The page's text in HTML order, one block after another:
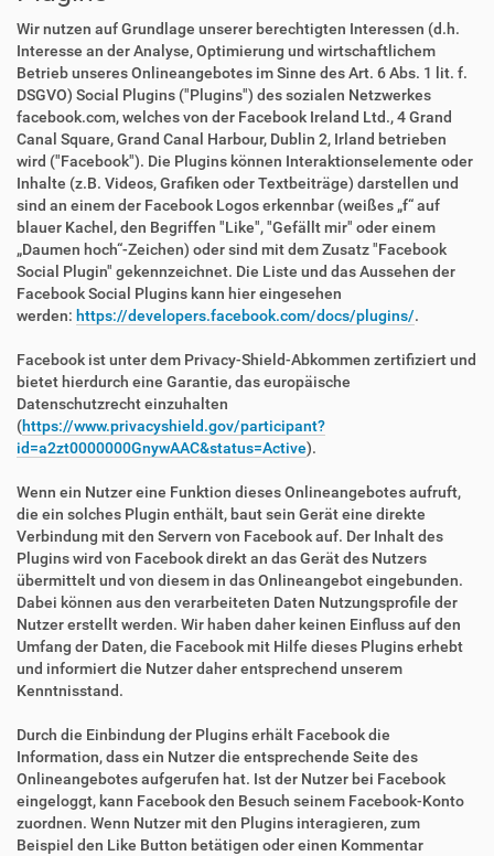
Wir nutzen auf Grundlage unserer berechtigten Interessen (d.h.
Interesse an der Analyse, Optimierung und wirtschaftlichem
Betrieb unseres Onlineangebotes im Sinne des Art. 6 Abs. 1 lit. f.
DSGVO) Social Plugins ("Plugins") des sozialen Netzwerkes
facebook.com, welches von der Facebook Ireland Ltd., 4 Grand
Canal Square, Grand Canal Harbour, Dublin 2, Irland betrieben
wird ("Facebook"). Die Plugins können Interaktionselemente oder
Inhalte (z.B. Videos, Grafiken oder Textbeiträge) darstellen und
sind an einem der Facebook Logos erkennbar (weißes „f“ auf
blauer Kachel, den Begriffen "Like", "Gefällt mir" oder einem
„Daumen hoch“-Zeichen) oder sind mit dem Zusatz "Facebook
Social Plugin" gekennzeichnet. Die Liste und das Aussehen der
Facebook Social Plugins kann hier eingesehen
werden: https://developers.facebook.com/docs/plugins/.
Facebook ist unter dem Privacy-Shield-Abkommen zertifiziert und
bietet hierdurch eine Garantie, das europäische
Datenschutzrecht einzuhalten
(https://www.privacyshield.gov/participant?
id=a2zt0000000GnywAAC&status=Active).
Wenn ein Nutzer eine Funktion dieses Onlineangebotes aufruft,
die ein solches Plugin enthält, baut sein Gerät eine direkte
Verbindung mit den Servern von Facebook auf. Der Inhalt des
Plugins wird von Facebook direkt an das Gerät des Nutzers
übermittelt und von diesem in das Onlineangebot eingebunden.
Dabei können aus den verarbeiteten Daten Nutzungsprofile der
Nutzer erstellt werden. Wir haben daher keinen Einfluss auf den
Umfang der Daten, die Facebook mit Hilfe dieses Plugins erhebt
und informiert die Nutzer daher entsprechend unserem
Kenntnisstand.
Durch die Einbindung der Plugins erhält Facebook die
Information, dass ein Nutzer die entsprechende Seite des
Onlineangebotes aufgerufen hat. Ist der Nutzer bei Facebook
eingeloggt, kann Facebook den Besuch seinem Facebook-Konto
zuordnen. Wenn Nutzer mit den Plugins interagieren, zum
Beispiel den Like Button betätigen oder einen Kommentar